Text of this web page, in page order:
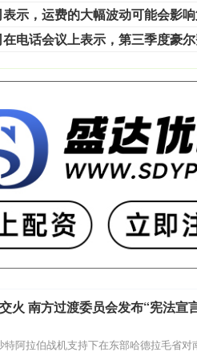
火 南方过渡委员会发布“宪法宣
阿拉伯战机支持下在东部哈德拉毛省对